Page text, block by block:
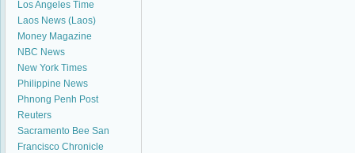
Los Angeles Time
Laos News (Laos)
Money Magazine
NBC News
New York Times
Philippine News
Phnong Penh Post
Reuters
Sacramento Bee San
Francisco Chronicle